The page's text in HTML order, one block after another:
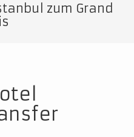
zum Grand